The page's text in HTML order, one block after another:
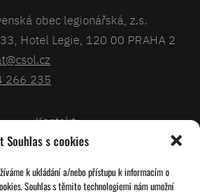
Souhlas s cookies
k ukládání a/nebo přístupu k informacím o
Souhlas s těmito technologiemi nám umožní
obec legionářská, z.s.
Hotel Legie, 120 00 PRAHA 2
266 235
Kontakt
Databáze legionářů
Pro členy